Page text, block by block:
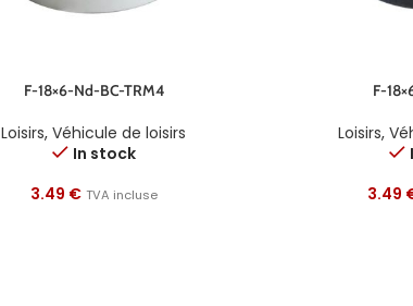
F-18×6-Nd-BC-TRM4
Loisirs,Véhicule de loisirs
In stock
3.49 € TVA incluse
F-
Loisirs,
3.49